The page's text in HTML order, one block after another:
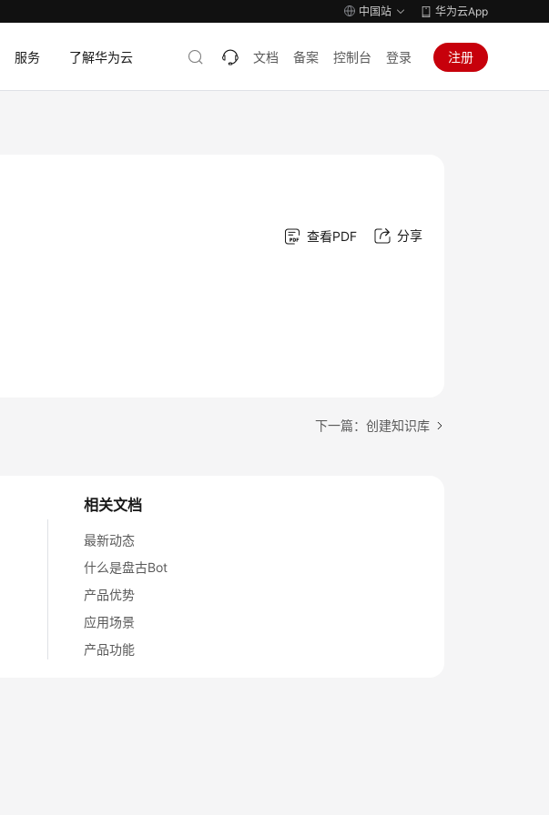
中国站 华为云App
服务 了解华为云 文档 备案 控制台 登录 注册
查看PDF 分享
下一篇：创建知识库
相关文档
最新动态
什么是盘古Bot
产品优势
应用场景
产品功能